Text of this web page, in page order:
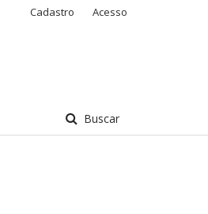
Buscar
Cadastro Acesso